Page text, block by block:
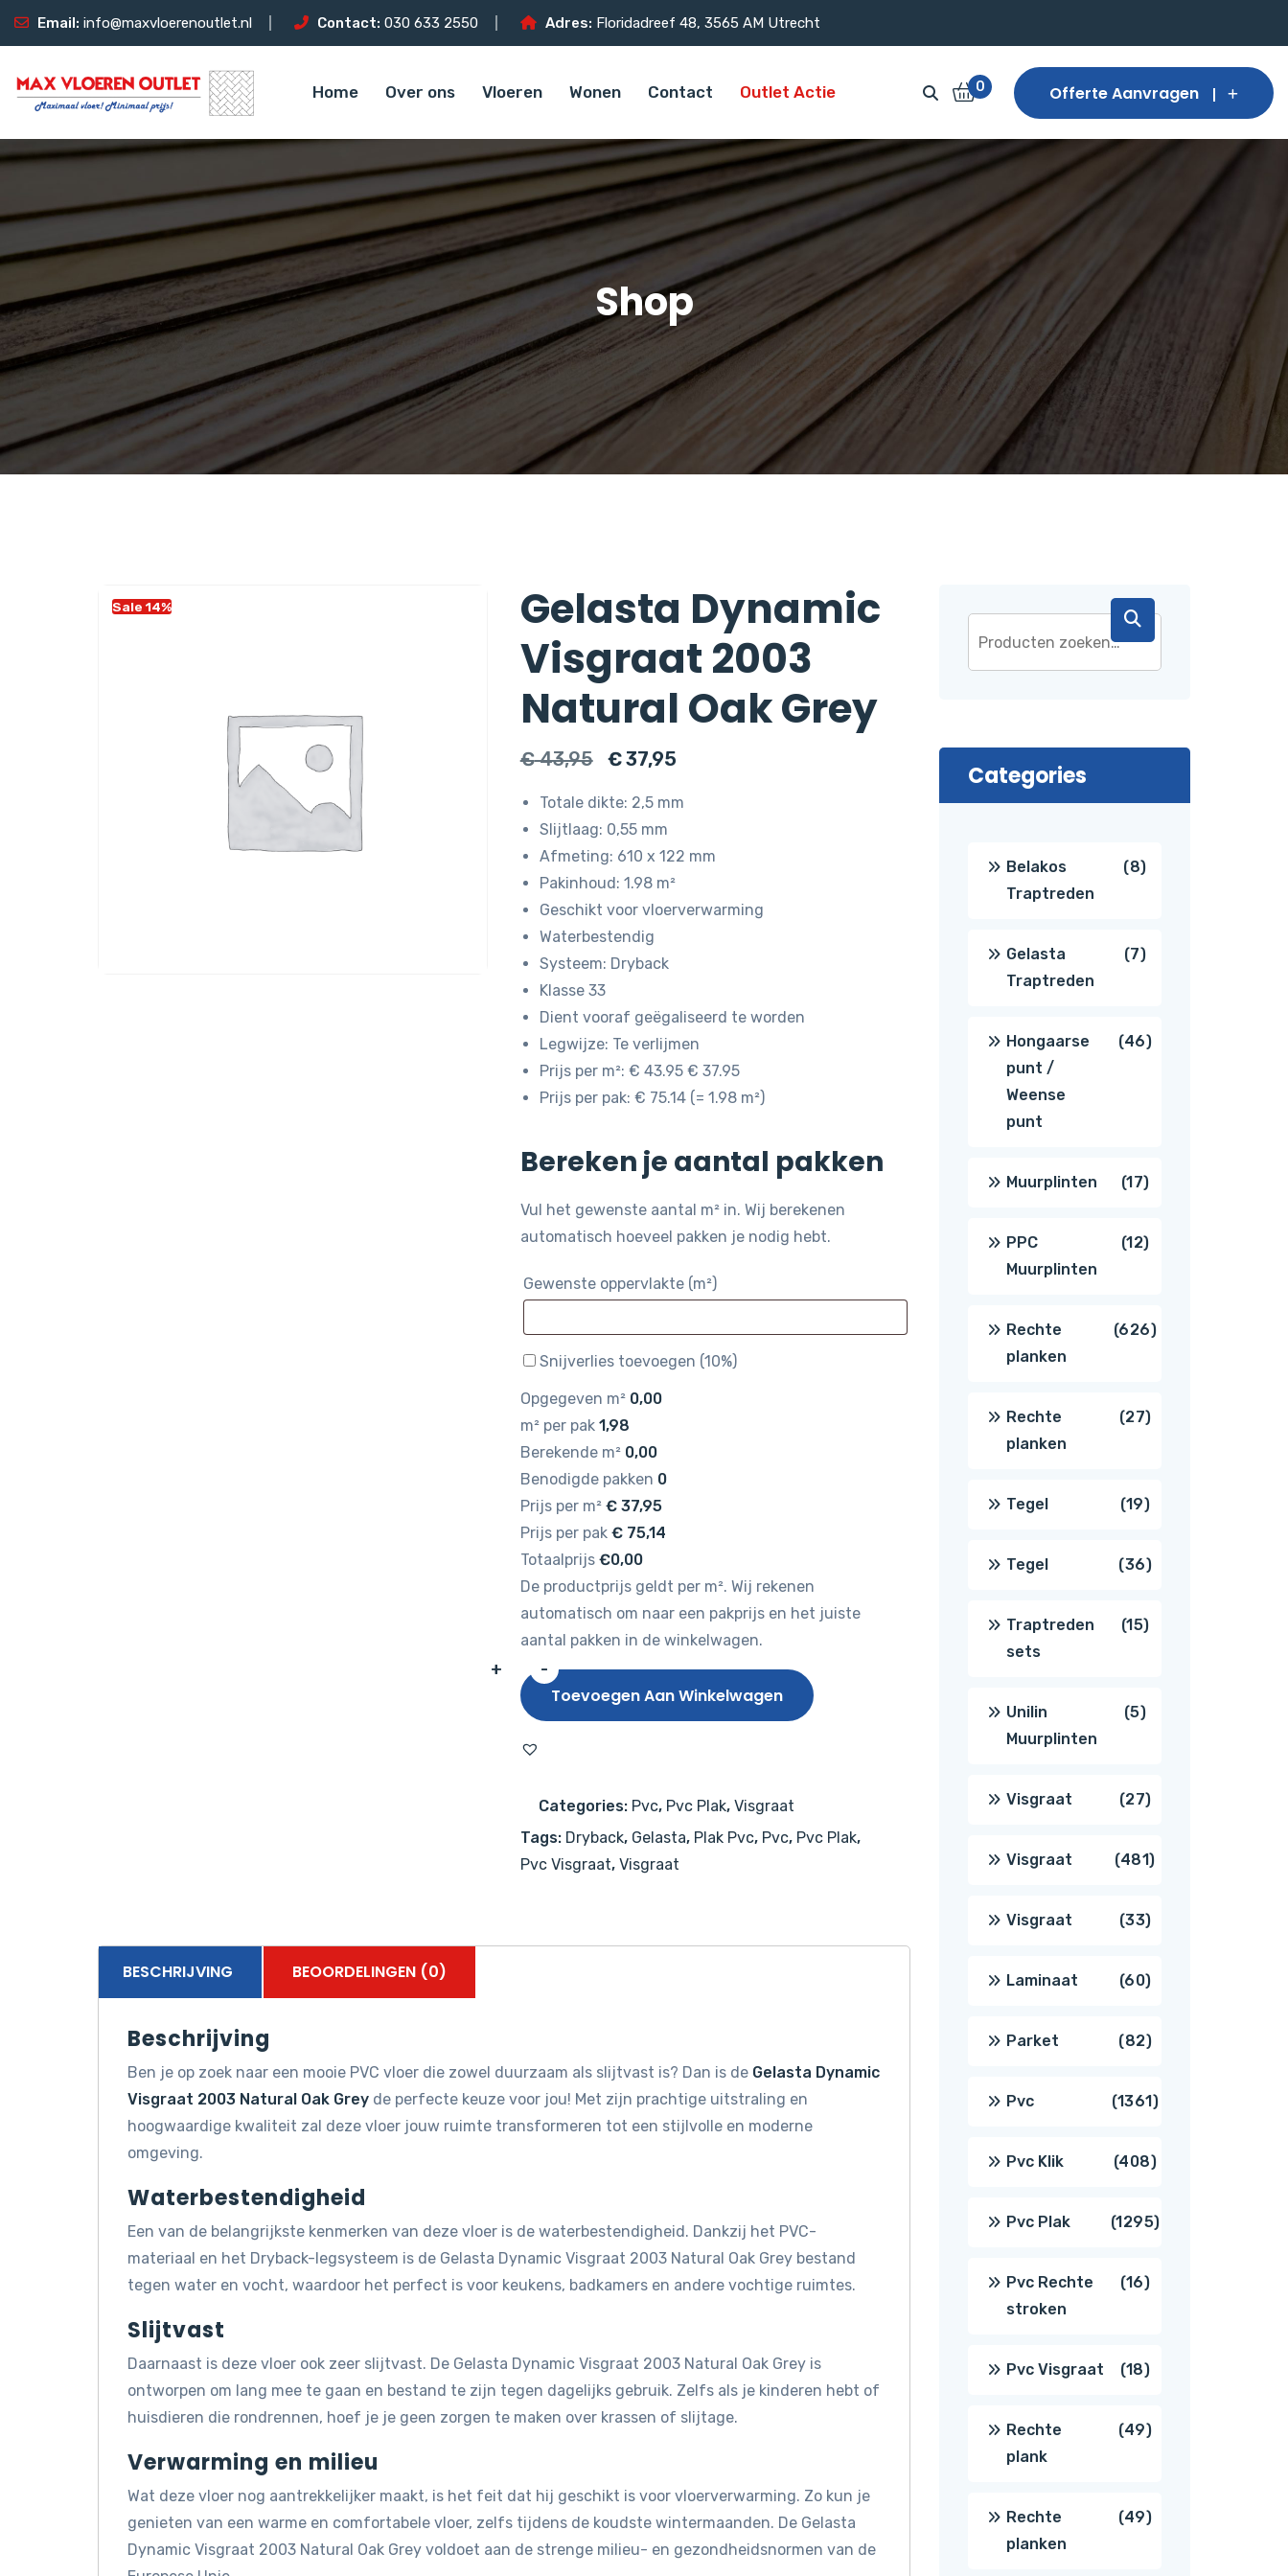
Email: info@maxvloerenoutlet.nl Contact: 030 633 2550 Adres: Floridadreef 48, 3565 AM Utrecht
Home Over ons Vloeren Wonen Contact Outlet Actie 0 Offerte Aanvragen
Shop
Sale 14%
Gelasta Dynamic
Visgraat 2003
Natural Oak Grey
€43,95
Oorspronkelijke
was:
€ 43,95.
€37,95Huidige
€ 37,95.
Totale dikte: 2,5 mm
Slijtlaag: 0,55 mm
Afmeting: 610 x 122 mm
Pakinhoud: 1.98 m²
Geschikt voor vloerverwarming
Waterbestendig
Systeem: Dryback
Klasse 33
Dient vooraf geëgaliseerd te worden
Legwijze: Te verlijmen
Prijs per m²: € 43.95 € 37.95
Prijs per pak: € 75.14 (= 1.98 m²)
Bereken je aantal pakken
Vul het gewenste aantal m² in. Wij berekenen
automatisch hoeveel pakken je nodig hebt.
Gewenste oppervlakte (m²)
Snijverlies toevoegen (10%)
Opgegeven m² 0,00
m² per pak 1,98
Berekende m² 0,00
Benodigde pakken 0
Prijs per m² €37,95
Prijs per pak €75,14
Totaalprijs €0,00
De productprijs geldt per m². Wij rekenen
automatisch om naar een pakprijs en het juiste
aantal pakken in de winkelwagen.
-
Gelasta
Dynamic
2003
Oak
Grey
aantal
+
Toevoegen Aan Winkelwagen
Categories: Pvc, Pvc Plak, Visgraat
Tags: Dryback, Gelasta, Plak Pvc, Pvc, Pvc Plak,
Pvc Visgraat, Visgraat
BESCHRIJVING BEOORDELINGEN (0)
Beschrijving
Ben je op zoek naar een mooie PVC vloer die zowel duurzaam als slijtvast is? Dan is de Gelasta Dynamic
Visgraat 2003 Natural Oak Grey de perfecte keuze voor jou! Met zijn prachtige uitstraling en
hoogwaardige kwaliteit zal deze vloer jouw ruimte transformeren tot een stijlvolle en moderne
omgeving.
Waterbestendigheid
Een van de belangrijkste kenmerken van deze vloer is de waterbestendigheid. Dankzij het PVC-
materiaal en het Dryback-legsysteem is de Gelasta Dynamic Visgraat 2003 Natural Oak Grey bestand
tegen water en vocht, waardoor het perfect is voor keukens, badkamers en andere vochtige ruimtes.
Slijtvast
Daarnaast is deze vloer ook zeer slijtvast. De Gelasta Dynamic Visgraat 2003 Natural Oak Grey is
ontworpen om lang mee te gaan en bestand te zijn tegen dagelijks gebruik. Zelfs als je kinderen hebt of
huisdieren die rondrennen, hoef je je geen zorgen te maken over krassen of slijtage.
Verwarming en milieu
Wat deze vloer nog aantrekkelijker maakt, is het feit dat hij geschikt is voor vloerverwarming. Zo kun je
genieten van een warme en comfortabele vloer, zelfs tijdens de koudste wintermaanden. De Gelasta
Dynamic Visgraat 2003 Natural Oak Grey voldoet aan de strenge milieu- en gezondheidsnormen van de
Categories
Belakos
Traptreden
88
Gelasta
Traptreden
77
Hongaarse
punt /
Weense
punt
4646
Muurplinten 1717
producten
PPC
Muurplinten
1212
Rechte
planken
626626
Rechte
planken
2727
Tegel 1919
producten
Tegel 3636
producten
Traptreden
sets
1515
Unilin
Muurplinten
55
Visgraat 2727
producten
Visgraat 481481
Visgraat 3333
producten
Laminaat 6060
producten
Parket 8282
producten
Pvc 13611361
producten
Pvc Klik 408408
producten
Pvc Plak 12951295
Pvc Rechte
stroken
1616
Pvc Visgraat 1818
producten
Rechte
plank
4949
Rechte
planken
4949